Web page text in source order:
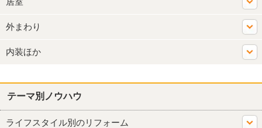
外まわり
内装ほか
テーマ別ノウハウ
ライフスタイル別のリフォーム